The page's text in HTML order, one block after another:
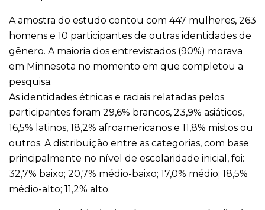
A amostra do estudo contou com 447 mulheres, 263
homens e 10 participantes de outras identidades de
gênero. A maioria dos entrevistados (90%) morava
em Minnesota no momento em que completou a
pesquisa.
As identidades étnicas e raciais relatadas pelos
participantes foram 29,6% brancos, 23,9% asiáticos,
16,5% latinos, 18,2% afroamericanos e 11,8% mistos ou
outros. A distribuição entre as categorias, com base
principalmente no nível de escolaridade inicial, foi:
32,7% baixo; 20,7% médio-baixo; 17,0% médio; 18,5%
médio-alto; 11,2% alto.